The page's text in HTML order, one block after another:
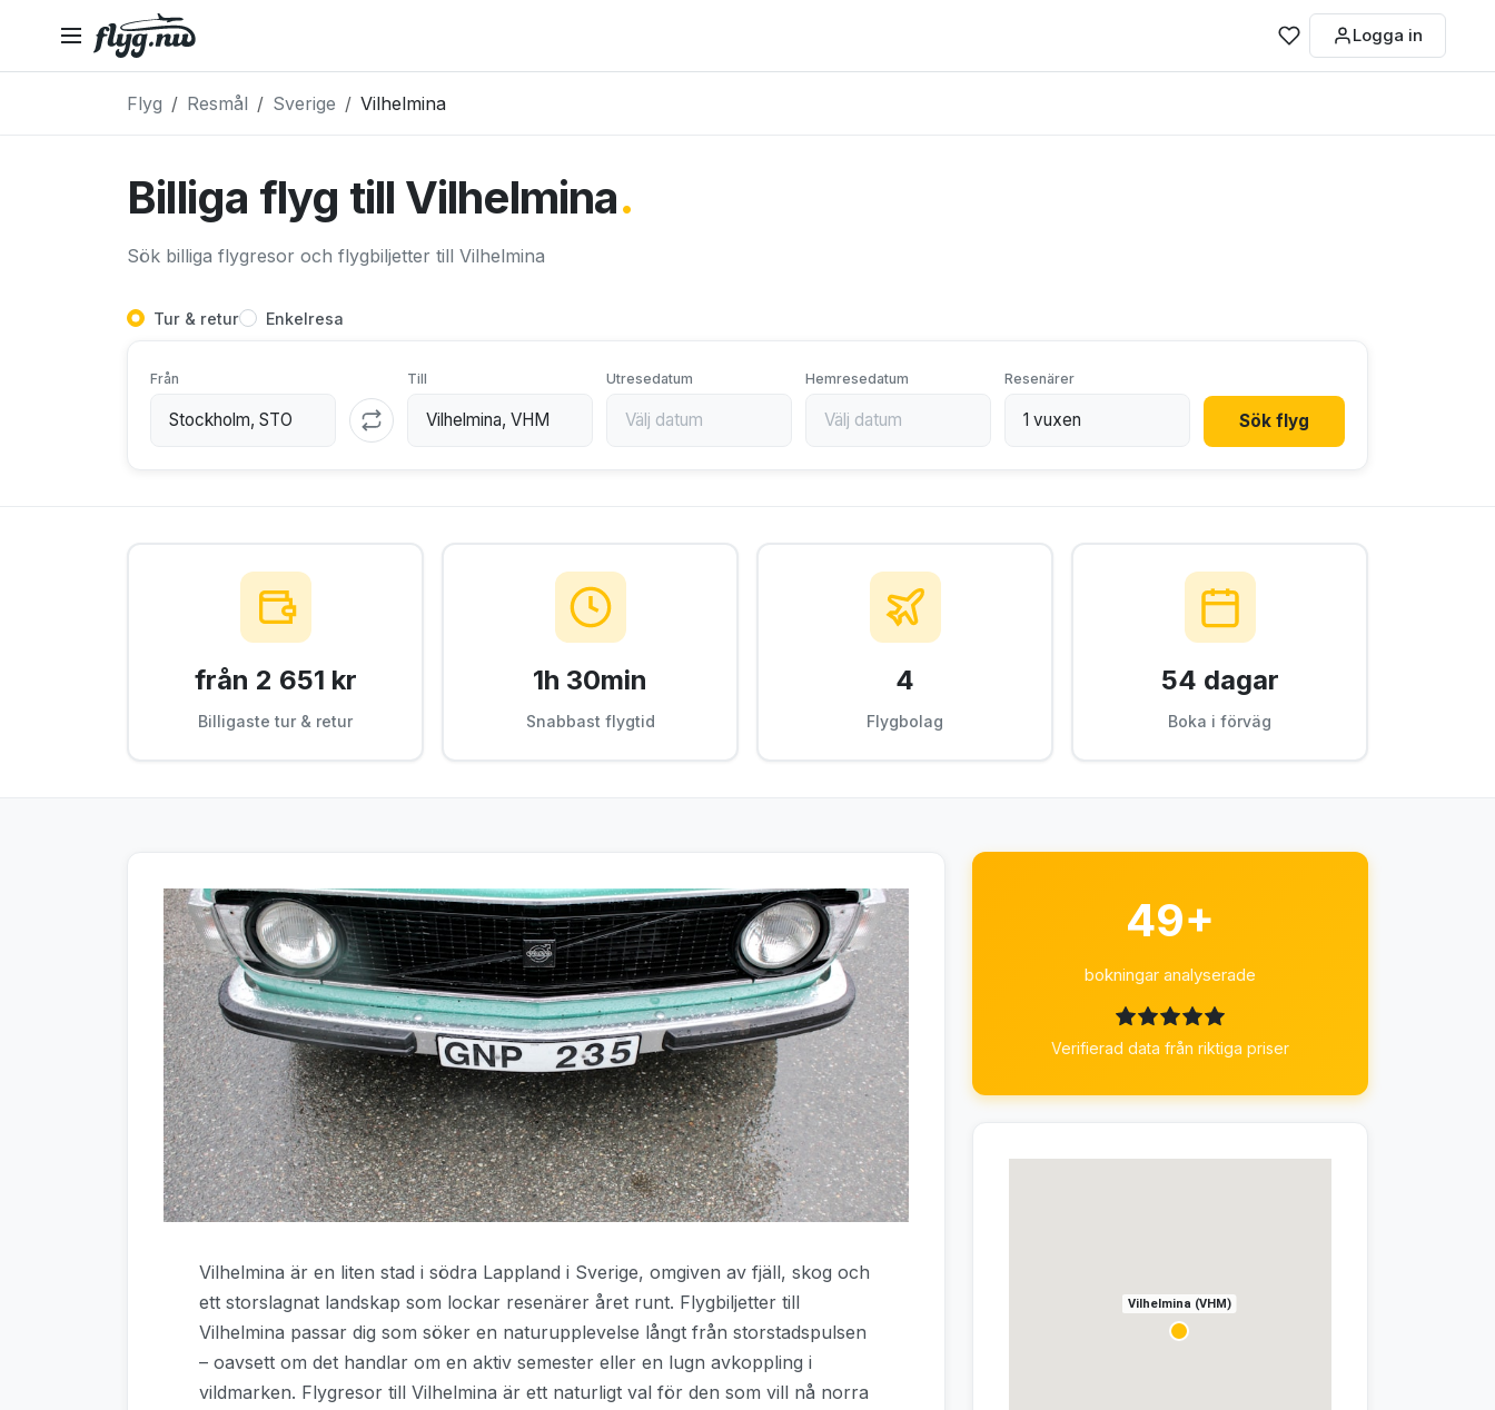
Logga in
Flyg Resmål Sverige Vilhelmina
Billiga flyg till Vilhelmina.
Sök billiga flygresor och flygbiljetter till Vilhelmina
Tur & retur Enkelresa
Från Till Utresedatum Hemresedatum Resenärer
Sök flyg
från 2 651 kr
Billigaste tur & retur
1h 30min
Snabbast flygtid
4
Flygbolag
54 dagar
Boka i förväg
Vilhelmina är en liten stad i södra Lappland i Sverige, omgiven av fjäll, skog och
ett storslagnat landskap som lockar resenärer året runt. Flygbiljetter till
Vilhelmina passar dig som söker en naturupplevelse långt från storstadspulsen
– oavsett om det handlar om en aktiv semester eller en lugn avkoppling i
vildmarken. Flygresor till Vilhelmina är ett naturligt val för den som vill nå norra
49+
bokningar analyserade
Verifierad data från riktiga priser
Vilhelmina (VHM)